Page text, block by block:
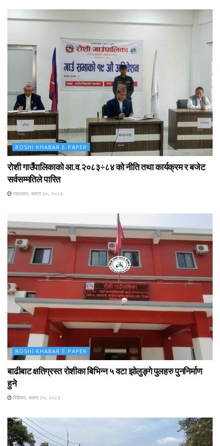
ROSHI KHABAR E-PAPER
रोशी गाउँपालिकाको आ.व.२०८३÷८४ को नीति तथा कार्यक्रम र बजेट
सर्वसम्मतिले पारित
मङ्लबार, असार ३०, २०८३
ROSHI KHABAR E-PAPER
बाढीबाट क्षतिग्रस्त रोशीका बिभिन्न ५ वटा झोलुङ्गे पुलहरु पुननिर्माण
हुने
बिहिबार, असार २५, २०८३